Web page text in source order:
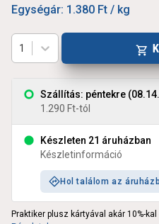
Egységár: 1.380 Ft / kg
Szállítás: péntekre
1.290 Ft-tól
Készleten 21 áruházban
Készletinformáció
Hol találom az
1
Praktiker plusz kártyával akár 10%-